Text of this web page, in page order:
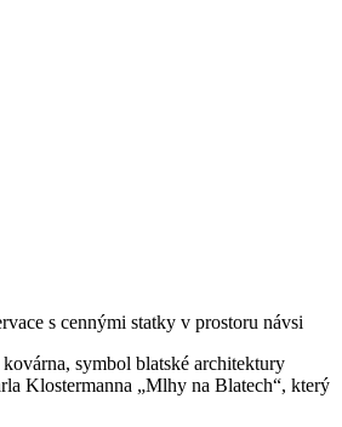
s cennými statky v prostoru návsi
symbol blatské architektury
Klostermanna „Mlhy na Blatech“, který